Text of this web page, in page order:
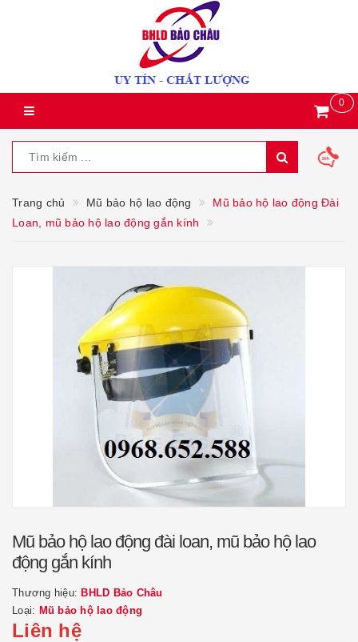
0
Trang chủ Mũ bảo hộ lao động
Mũ bảo hộ lao động Đài
Loan, mũ bảo hộ lao động gắn kính
Mũ bảo hộ lao động đài loan, mũ bảo hộ lao
động gắn kính
Thương hiệu: BHLD Bảo Châu
Loại: Mũ bảo hộ lao động
Liên hệ